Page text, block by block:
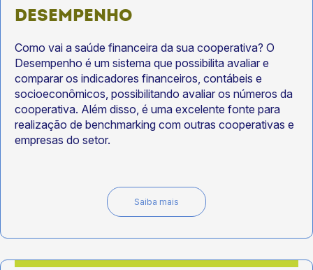
DESEMPENHO
Como vai a saúde financeira da sua cooperativa? O
Desempenho é um sistema que possibilita avaliar e
comparar os indicadores financeiros, contábeis e
socioeconômicos, possibilitando avaliar os números da
cooperativa. Além disso, é uma excelente fonte para
realização de benchmarking com outras cooperativas e
empresas do setor.
Saiba mais